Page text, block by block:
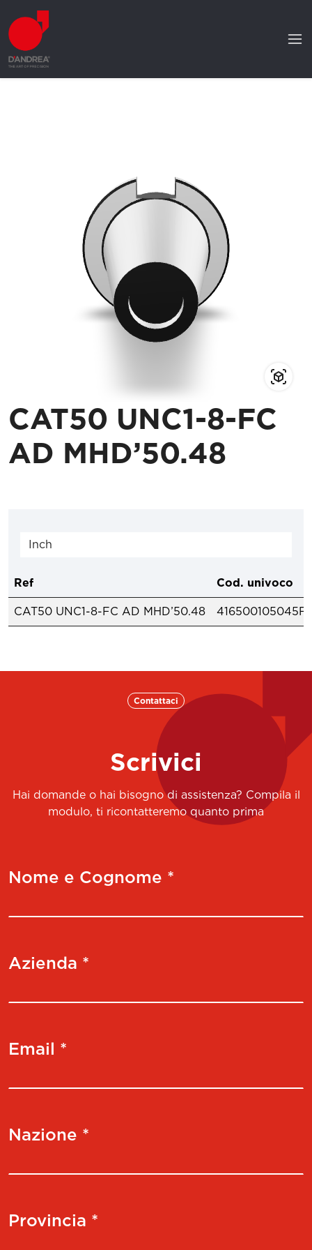
CAT50 UNC1-8-FC
AD MHD’50.48
Ref Cod. univoco
CAT50 UNC1-8-FC AD MHD’50.48 416500105045F
Contattaci
Scrivici
Hai domande o hai bisogno di assistenza? Compila il
modulo, ti ricontatteremo quanto prima
Nome e Cognome *
Azienda *
Email *
Nazione *
Provincia *